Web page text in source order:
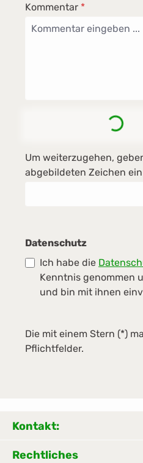
Kommentar *
Loading...
Um weiterzugehen,
abgebildeten Zeichen ein
Datenschutz
Ich habe die
Kenntnis genommen
und bin mit ihnen
Die mit einem Stern (*)
Pflichtfelder.
Kontakt:
Rechtliches